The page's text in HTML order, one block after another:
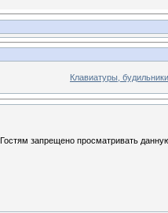
Клавиатуры,
Гостям запрещено просматривать